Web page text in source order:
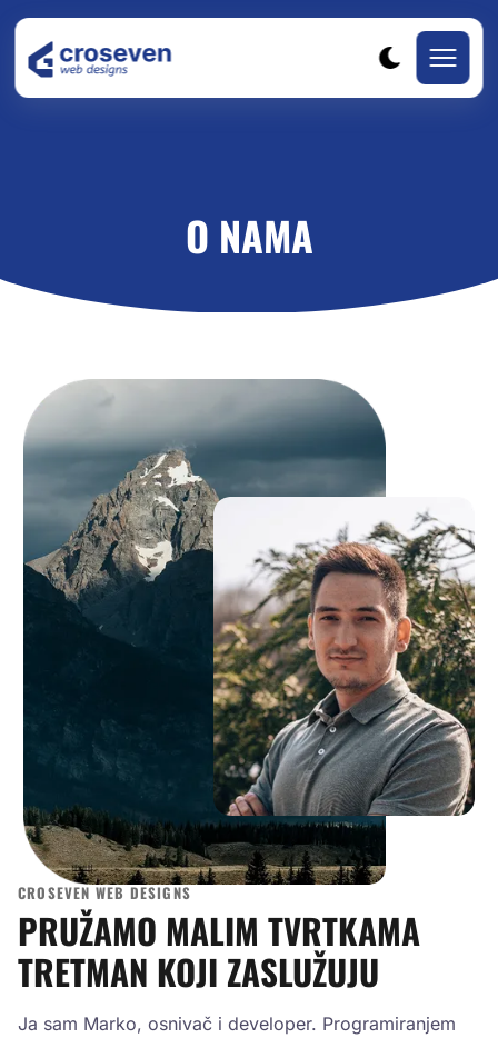
O NAMA
CROSEVEN WEB DESIGNS
PRUŽAMO MALIM TVRTKAMA
TRETMAN KOJI ZASLUŽUJU
Ja sam Marko, osnivač i developer. Programiranjem